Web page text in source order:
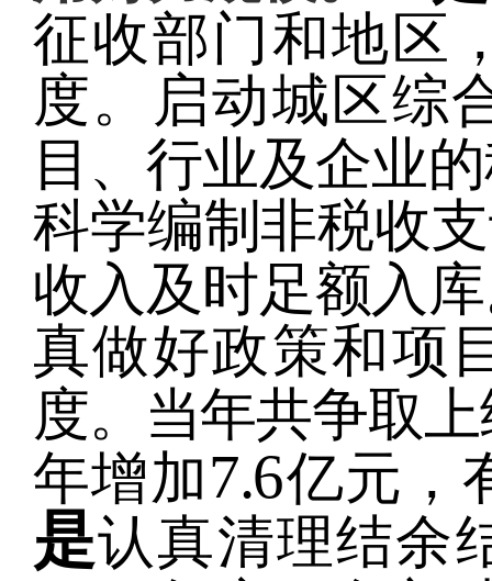
征收部门和地区
度。启动城区综
目、行业及企业
科学编制非税收
收入及时足额入
真做好政策和项
度。当年共争取
年增加7.6亿元，
是认真清理结余